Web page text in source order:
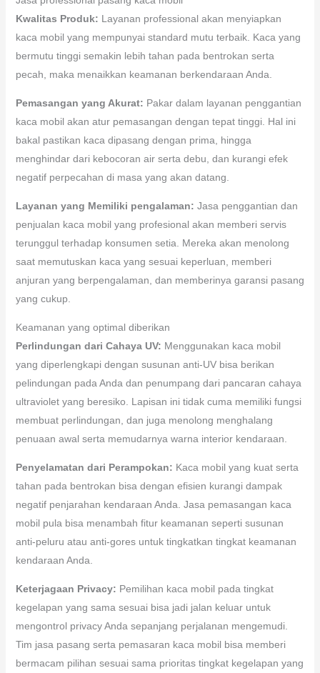
Kwalitas Produk: Layanan professional akan menyiapkan
kaca mobil yang mempunyai standard mutu terbaik. Kaca yang
bermutu tinggi semakin lebih tahan pada bentrokan serta
pecah, maka menaikkan keamanan berkendaraan Anda.
Pemasangan yang Akurat: Pakar dalam layanan penggantian
kaca mobil akan atur pemasangan dengan tepat tinggi. Hal ini
bakal pastikan kaca dipasang dengan prima, hingga
menghindar dari kebocoran air serta debu, dan kurangi efek
negatif perpecahan di masa yang akan datang.
Layanan yang Memiliki pengalaman: Jasa penggantian dan
penjualan kaca mobil yang profesional akan memberi servis
terunggul terhadap konsumen setia. Mereka akan menolong
saat memutuskan kaca yang sesuai keperluan, memberi
anjuran yang berpengalaman, dan memberinya garansi pasang
yang cukup.
Keamanan yang optimal diberikan
Perlindungan dari Cahaya UV: Menggunakan kaca mobil
yang diperlengkapi dengan susunan anti-UV bisa berikan
pelindungan pada Anda dan penumpang dari pancaran cahaya
ultraviolet yang beresiko. Lapisan ini tidak cuma memiliki fungsi
membuat perlindungan, dan juga menolong menghalang
penuaan awal serta memudarnya warna interior kendaraan.
Penyelamatan dari Perampokan: Kaca mobil yang kuat serta
tahan pada bentrokan bisa dengan efisien kurangi dampak
negatif penjarahan kendaraan Anda. Jasa pemasangan kaca
mobil pula bisa menambah fitur keamanan seperti susunan
anti-peluru atau anti-gores untuk tingkatkan tingkat keamanan
kendaraan Anda.
Keterjagaan Privacy: Pemilihan kaca mobil pada tingkat
kegelapan yang sama sesuai bisa jadi jalan keluar untuk
mengontrol privacy Anda sepanjang perjalanan mengemudi.
Tim jasa pasang serta pemasaran kaca mobil bisa memberi
bermacam pilihan sesuai sama prioritas tingkat kegelapan yang